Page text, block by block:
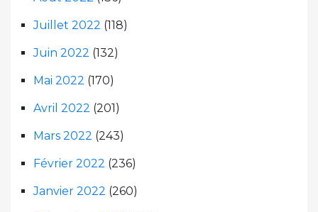
Juillet 2022 (118)
Juin 2022 (132)
Mai 2022 (170)
Avril 2022 (201)
Mars 2022 (243)
Février 2022 (236)
Janvier 2022 (260)